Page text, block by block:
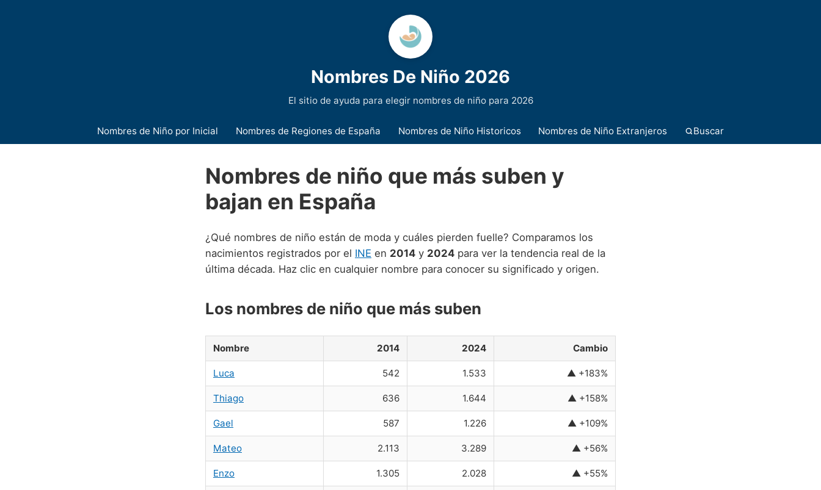
Nombres De Niño 2026
El sitio de ayuda para elegir nombres de niño para 2026
Nombres de Niño por Inicial Nombres de Regiones de España Nombres de Niño Historicos Nombres de Niño Extranjeros Buscar
Nombres de niño que más suben y
bajan en España
¿Qué nombres de niño están de moda y cuáles pierden fuelle? Comparamos los
nacimientos registrados por el INE en 2014 y 2024 para ver la tendencia real de la
última década. Haz clic en cualquier nombre para conocer su significado y origen.
Los nombres de niño que más suben
Nombre 2014 2024 Cambio
Luca 542 1.533 ▲ +183%
Thiago 636 1.644 ▲ +158%
Gael 587 1.226 ▲ +109%
Mateo 2.113 3.289 ▲ +56%
Enzo 1.305 2.028 ▲ +55%